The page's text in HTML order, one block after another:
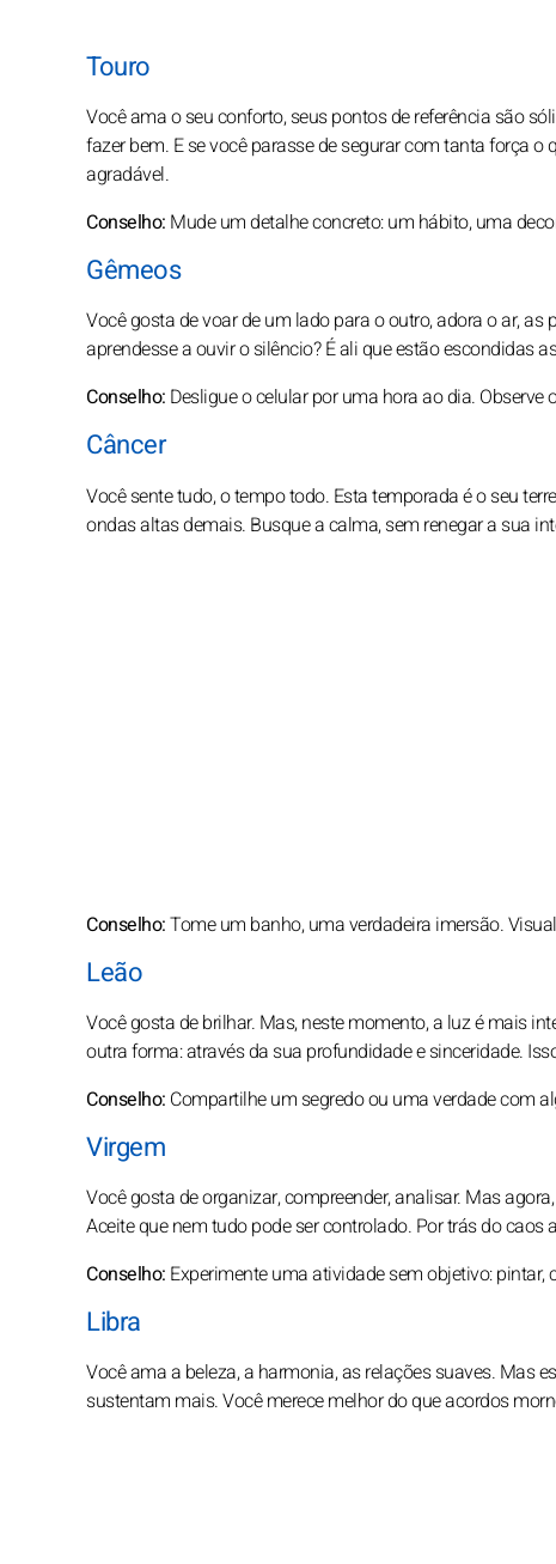
Touro
Você ama o seu conforto, seus pontos de referência são
fazer bem. E se você parasse de segurar com tanta força
agradável.
Conselho: Mude um detalhe concreto: um hábito, uma
Gêmeos
Você gosta de voar de um lado para o outro, adora o ar,
aprendesse a ouvir o silêncio? É ali que estão escondidas
Conselho: Desligue o celular por uma hora ao dia.
Câncer
Você sente tudo, o tempo todo. Esta temporada é o seu
ondas altas demais. Busque a calma, sem renegar a sua
Conselho:Tome um banho, uma verdadeira imersão.
Leão
Você gosta de brilhar. Mas, neste momento, a luz é mais
outra forma: através da sua profundidade e sinceridade.
Conselho: Compartilhe um segredo ou uma verdade com
Virgem
Você gosta de organizar, compreender, analisar. Mas
Aceite que nem tudo pode ser controlado. Por trás do
Conselho: Experimente uma atividade sem objetivo:
Libra
Você ama a beleza, a harmonia, as relações suaves. Mas
sustentam mais. Você merece melhor do que acordos